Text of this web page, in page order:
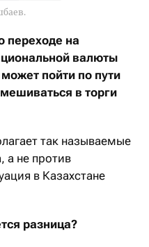
переходе на
валюты
пойти по пути
в торги
так называемые
а не против
в Казахстане
разница?